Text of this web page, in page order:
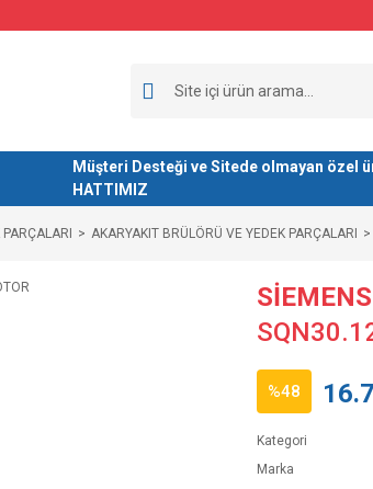
Müşteri Desteği ve Sitede olmayan özel
HATTIMIZ
AKARYAKIT BRÜLÖRÜ VE YEDEK PARÇALARI
SİEMENS
%48
Kategori
Marka